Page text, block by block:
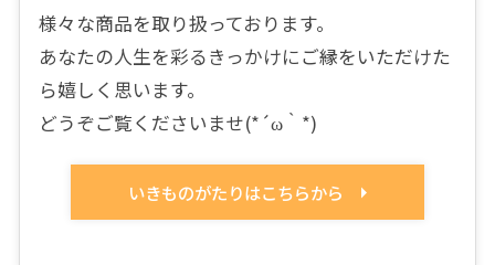
様々な商品を取り扱っております。
あなたの人生を彩るきっかけにご縁をいただけた
ら嬉しく思います。
どうぞご覧くださいませ(*´ω｀*)
いきものがたりはこちらから